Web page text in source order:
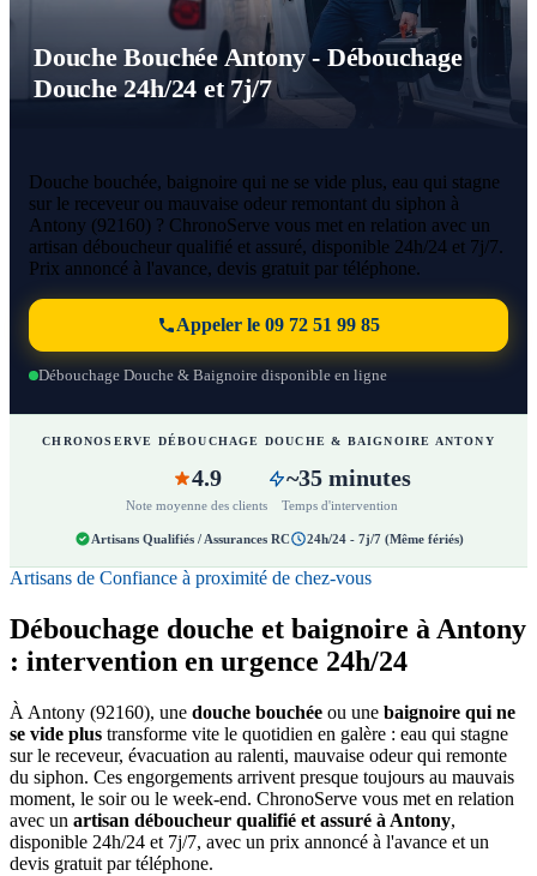
Douche Bouchée Antony - Débouchage
Douche 24h/24 et 7j/7
Douche bouchée, baignoire qui ne se vide plus, eau qui stagne
sur le receveur ou mauvaise odeur remontant du siphon à
Antony (92160) ? ChronoServe vous met en relation avec un
artisan déboucheur qualifié et assuré, disponible 24h/24 et 7j/7.
Prix annoncé à l'avance, devis gratuit par téléphone.
Appeler le 09 72 51 99 85
Débouchage Douche & Baignoire disponible en ligne
CHRONOSERVE DÉBOUCHAGE DOUCHE & BAIGNOIRE ANTONY
4.9
Note moyenne des clients
~35 minutes
Temps d'intervention
Artisans Qualifiés / Assurances RC 24h/24 - 7j/7 (Même fériés)
Artisans de Confiance à proximité de chez-vous
Débouchage douche et baignoire à Antony
: intervention en urgence 24h/24
À Antony (92160), une douche bouchée ou une baignoire qui ne
se vide plus transforme vite le quotidien en galère : eau qui stagne
sur le receveur, évacuation au ralenti, mauvaise odeur qui remonte
du siphon. Ces engorgements arrivent presque toujours au mauvais
moment, le soir ou le week-end. ChronoServe vous met en relation
avec un artisan déboucheur qualifié et assuré à Antony,
disponible 24h/24 et 7j/7, avec un prix annoncé à l'avance et un
devis gratuit par téléphone.